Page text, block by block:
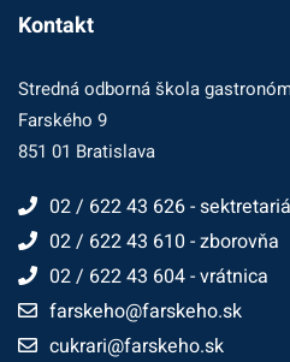
Kontakt
Stredná odborná škola
Farského 9
851 01 Bratislava
02 / 622 43 626 -
02 / 622 43 610 - zborovňa
02 / 622 43 604 - vrátnica
farskeho@farskeho.sk
cukrari@farskeho.sk